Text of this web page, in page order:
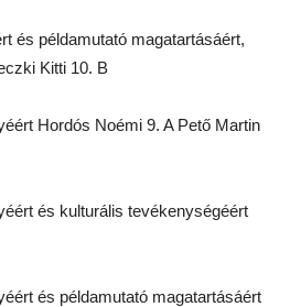
és példamutató magatartásáért,
Kitti 10. B
Hordós Noémi 9. A Pető Martin
és kulturális tevékenységéért
és példamutató magatartásáért